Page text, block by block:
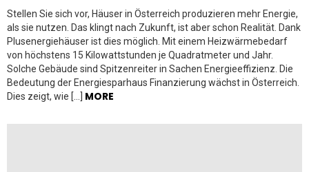
Stellen Sie sich vor, Häuser in Österreich produzieren mehr Energie,
als sie nutzen. Das klingt nach Zukunft, ist aber schon Realität. Dank
Plusenergiehäuser ist dies möglich. Mit einem Heizwärmebedarf
von höchstens 15 Kilowattstunden je Quadratmeter und Jahr.
Solche Gebäude sind Spitzenreiter in Sachen Energieeffizienz. Die
Bedeutung der Energiesparhaus Finanzierung wächst in Österreich.
Dies zeigt, wie […] MORE